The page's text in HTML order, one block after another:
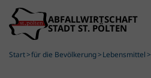
Skip to main content
Start für die Bevölkerung Lebensmittel